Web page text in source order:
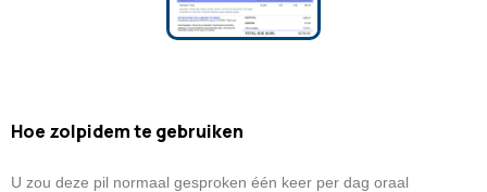
Hoe zolpidem te gebruiken
U zou deze pil normaal gesproken één keer per dag oraal